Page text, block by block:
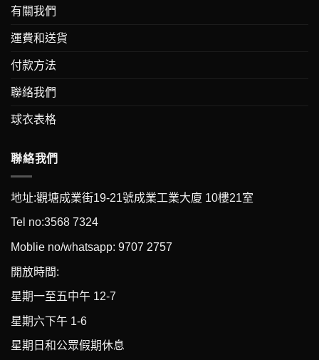
有關我們
運費和送貨
付款方法
聯絡我們
球衣表格
聯絡我們
地址:觀塘成業街19-21號成業工業大廈 10樓21室
Tel no:3568 7324
Moblie no/whatsapp: 9707 2757
開放時間:
星期一至五中午 12-7
星期六下午 1-6
星期日和公眾假期休息